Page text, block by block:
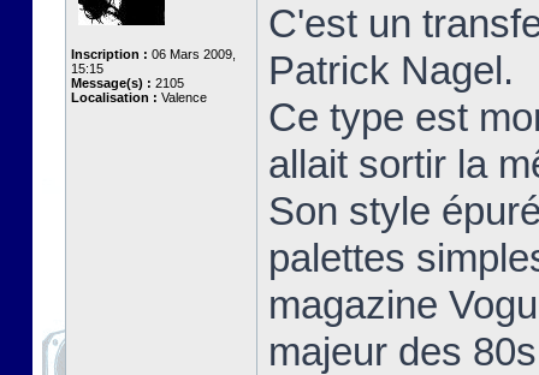
Inscription : 06 Mars 2009,
15:15
Message(s) : 2105
Localisation : Valence
C'est un
Patrick Nagel.
Ce type est
allait sortir la
Son style
palettes
magazine
majeur des